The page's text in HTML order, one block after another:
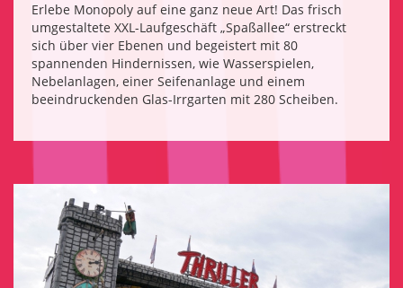
Erlebe Monopoly auf eine ganz neue Art! Das frisch
umgestaltete XXL-Laufgeschäft „Spaßallee“ erstreckt
sich über vier Ebenen und begeistert mit 80
spannenden Hindernissen, wie Wasserspielen,
Nebelanlagen, einer Seifenanlage und einem
beeindruckenden Glas-Irrgarten mit 280 Scheiben.